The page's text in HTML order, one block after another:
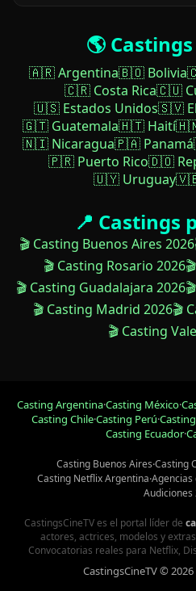
🌎
🇦🇷 Argentina🇧🇴 Bolivia
🇨🇷 Costa Rica🇨🇺
🇺🇸 Estados Unidos🇸🇻 El
🇬🇹 Guatemala🇭🇹 Haití
🇳🇮 Nicaragua🇵🇦 Panamá
🇵🇷 Puerto Rico🇩🇴
🇺🇾 Uruguay🇻🇪
📍 Castings
🎬 Casting Buenos Aires 2026
🎬 Casting Rosario 2026
🎬 Casting Guadalajara 2026
🎬 Casting Madrid 2026🎬
🎬 Casting
Casting Argentina·Casting México·
Casting Chile·Casting Perú·
Casting Ecuador·
Casting Buenos Aires·Casting
Casting Netflix Argentina·Agencias
Audiciones
CastingsCineTV es el portal líder de
actores, actrices, modelos y
Convocatorias reales para Netflix,
CastingsCineTV © 2026